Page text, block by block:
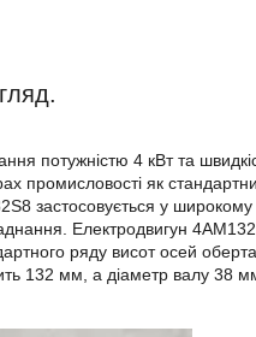
потужністю 4 кВт та
промисловості як
застосовується у широкому
Електродвигун
ряду висот осей
132 мм, а діаметр валу 38